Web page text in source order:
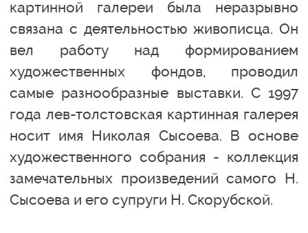
картинной галереи была неразрывно
связана с деятельностью живописца. Он
вел работу над формированием
художественных фондов, проводил
самые разнообразные выставки. С 1997
года лев-толстовская картинная галерея
носит имя Николая Сысоева. В основе
художественного собрания - коллекция
замечательных произведений самого Н.
Сысоева и его супруги Н. Скорубской.